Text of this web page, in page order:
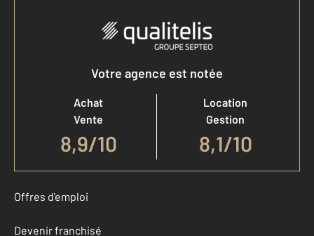
Votre agence est notée
Achat
Vente
8,9/10
Location
Gestion
8,1/10
Offres d'emploi
Devenir franchisé